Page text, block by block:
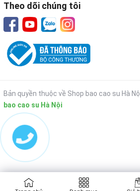
Theo dõi chúng tôi
Bản quyền thuộc về Shop bao cao su Hà Nội
bao cao su Hà Nội